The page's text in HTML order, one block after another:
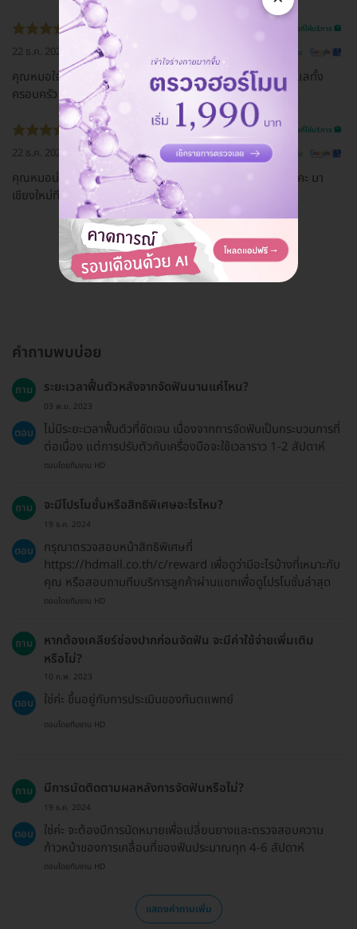
รีวิวสถานที่ให้บริการ 🏥
22 ธ.ค. 2022 ดูรีวิวต้นฉบับ
คุณหมอใจดี มืออาชีพ ให้คำแนะนำดีมากค่ะ วางใจให้คุณหมอ ดูแลทั้ง
ครอบครัว คลินิกสะอาด บริการรวดเร็วให้ 5 ดาวเลยค่าา
รีวิวสถานที่ให้บริการ 🏥
22 ธ.ค. 2022 ดูรีวิวต้นฉบับ
คุณหมอน่ารัก มือเบามาก ให้คำแนะนำเป็นอย่างดี ประทับใจมากคะ มา
เชียงใหม่ทีไรต้องแวะมาตรวจสุขภาพฟันกับคุณหมอตลอดคะ
ดูรีวิวทั้งหมด
คำถามพบบ่อย
ถาม ระยะเวลาฟื้นตัวหลังจากจัดฟันนานแค่ไหน?
03 พ.ย. 2023
ตอบ
ไม่มีระยะเวลาฟื้นตัวที่ชัดเจน เนื่องจากการจัดฟันเป็นกระบวนการที่
ต่อเนื่อง แต่การปรับตัวกับเครื่องมือจะใช้เวลาราว 1-2 สัปดาห์
ตอบโดยทีมงาน HD
ถาม จะมีโปรโมชั่นหรือสิทธิพิเศษอะไรไหม?
19 ธ.ค. 2024
ตอบ
กรุณาตรวจสอบหน้าสิทธิพิเศษที่
https://hdmall.co.th/c/reward เพื่อดูว่ามีอะไรบ้างที่เหมาะกับ
คุณ หรือสอบถามทีมบริการลูกค้าผ่านแชทเพื่อดูโปรโมชั่นล่าสุด
ตอบโดยทีมงาน HD
ถาม
หากต้องเคลียร์ช่องปากก่อนจัดฟัน จะมีค่าใช้จ่ายเพิ่มเติม
หรือไม่?
10 ก.พ. 2023
ตอบ ใช่ค่ะ ขึ้นอยู่กับการประเมินของทันตแพทย์
ตอบโดยทีมงาน HD
ถาม มีการนัดติดตามผลหลังการจัดฟันหรือไม่?
19 ธ.ค. 2024
ตอบ
ใช่ค่ะ จะต้องมีการนัดหมายเพื่อเปลี่ยนยางและตรวจสอบความ
ก้าวหน้าของการเคลื่อนที่ของฟันประมาณทุก 4-6 สัปดาห์
ตอบโดยทีมงาน HD
แสดงคำถามเพิ่ม